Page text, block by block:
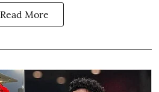
Read More